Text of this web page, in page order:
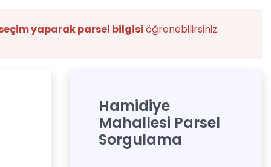
yaparak parsel bilgisi öğrenebilirsiniz.
Hamidiye
Mahallesi Parsel
Sorgulama